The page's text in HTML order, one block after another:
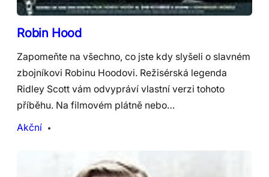
Robin Hood
Zapomeňte na všechno, co jste kdy slyšeli o slavném
zbojníkovi Robinu Hoodovi. Režisérská legenda
Ridley Scott vám odvypráví vlastní verzi tohoto
příběhu. Na filmovém plátně nebo…
Akční